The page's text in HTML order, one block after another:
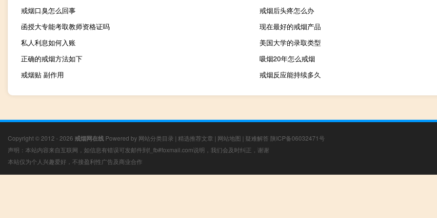
戒烟口臭怎么回事
戒烟后头疼怎么办
函授大专能考取教师资格证吗
现在最好的戒烟产品
私人利息如何入账
美国大学的录取类型
正确的戒烟方法如下
吸烟20年怎么戒烟
戒烟贴 副作用
戒烟反应能持续多久
Copyright © 2012 - 2026 戒烟网在线 Powered by 网站分类目录 | 精选推荐文章 | 网站地图 | 疑难解答 陕ICP备06032471号
声明：本站内容来自互联网，如信息有错误可发邮件到f_fb#foxmail.com说明，我们会及时纠正，谢谢
本站仅为个人兴趣爱好，不接盈利性广告及商业合作